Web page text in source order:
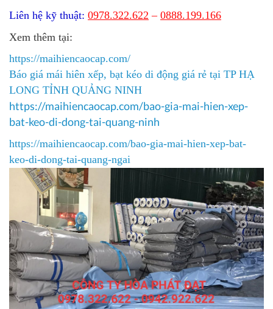
Liên hệ kỹ thuật: 0978.322.622 – 0888.199.166
Xem thêm tại:
https://maihiencaocap.com/
Báo giá mái hiên xếp, bạt kéo di động giá rẻ tại TP HẠ
LONG TỈNH QUẢNG NINH
https://maihiencaocap.com/bao-gia-mai-hien-xep-
bat-keo-di-dong-tai-quang-ninh​
https://maihiencaocap.com/bao-gia-mai-hien-xep-bat-
keo-di-dong-tai-quang-ngai​